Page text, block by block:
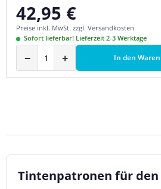
Regulärer Preis:
42,95 €
Preise inkl. MwSt. zzgl. Versandkosten
Sofort lieferbar! Lieferzeit 2-3 Werktage
− + In den
Tintenpatronen für den